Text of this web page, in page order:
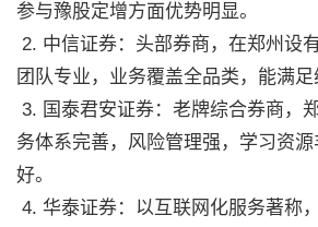
参与豫股定增方面优势明显。
2. 中信证券：头部券商，在郑州设
团队专业，业务覆盖全品类，能满足
3. 国泰君安证券：老牌综合券商，
务体系完善，风险管理强，学习资
好。
4. 华泰证券：以互联网化服务著称